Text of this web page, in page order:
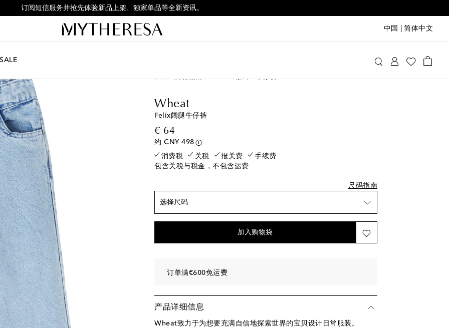
订阅短信服务并抢先体验新品上架、独家单品等全新资讯。
中国 简体中文
SALE
Wheat
Felix阔腿牛仔裤
€ 64original price
约 CN¥ 498
消费税
关税 报关费
手续费
包含关税与税金，不包含运费
尺码指南
选择尺码
符合正常尺码
Y 3
Y 4 最后一件
Y 5
Y 6 即将售罄
Y 7 即将售罄
Y 12 即将售罄
加入购物袋
订单满€600免运费
产品详细信息
Wheat致力于为想要充满自信地探索世界的宝贝设计日常服装。